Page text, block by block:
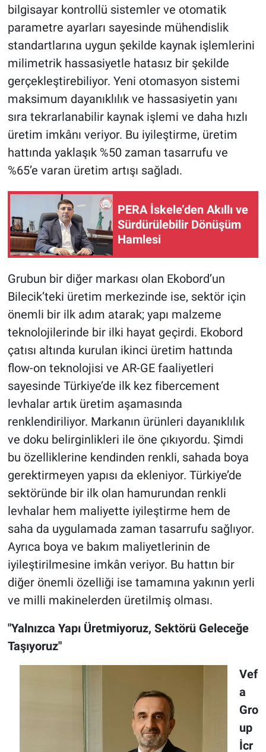
bilgisayar kontrollü sistemler ve otomatik
parametre ayarları sayesinde mühendislik
standartlarına uygun şekilde kaynak işlemlerini
milimetrik hassasiyetle hatasız bir şekilde
gerçekleştirebiliyor. Yeni otomasyon sistemi
maksimum dayanıklılık ve hassasiyetin yanı
sıra tekrarlanabilir kaynak işlemi ve daha hızlı
üretim imkânı veriyor. Bu iyileştirme, üretim
hattında yaklaşık %50 zaman tasarrufu ve
%65’e varan üretim artışı sağladı.
PERA İskele’den Akıllı ve
Sürdürülebilir Dönüşüm
Hamlesi
Grubun bir diğer markası olan Ekobord’un
Bilecik’teki üretim merkezinde ise, sektör için
önemli bir ilk adım atarak; yapı malzeme
teknolojilerinde bir ilki hayat geçirdi. Ekobord
çatısı altında kurulan ikinci üretim hattında
flow-on teknolojisi ve AR-GE faaliyetleri
sayesinde Türkiye’de ilk kez fibercement
levhalar artık üretim aşamasında
renklendiriliyor. Markanın ürünleri dayanıklılık
ve doku belirginlikleri ile öne çıkıyordu. Şimdi
bu özelliklerine kendinden renkli, sahada boya
gerektirmeyen yapısı da ekleniyor. Türkiye’de
sektöründe bir ilk olan hamurundan renkli
levhalar hem maliyette iyileştirme hem de
saha da uygulamada zaman tasarrufu sağlıyor.
Ayrıca boya ve bakım maliyetlerinin de
iyileştirilmesine imkân veriyor. Bu hattın bir
diğer önemli özelliği ise tamamına yakının yerli
ve milli makinelerden üretilmiş olması.
"Yalnızca Yapı Üretmiyoruz, Sektörü Geleceğe
Taşıyoruz"
Vef
a
Gro
up
İcr